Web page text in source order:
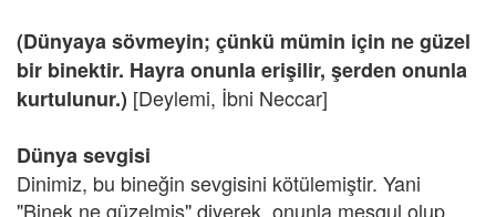
(Dünyaya sövmeyin; çünkü mümin için ne güzel
bir binektir. Hayra onunla erişilir, şerden onunla
kurtulunur.) [Deylemi, İbni Neccar]
Dünya sevgisi
Dinimiz, bu bineğin sevgisini kötülemiştir. Yani
"Binek ne güzelmiş" diyerek, onunla meşgul olup